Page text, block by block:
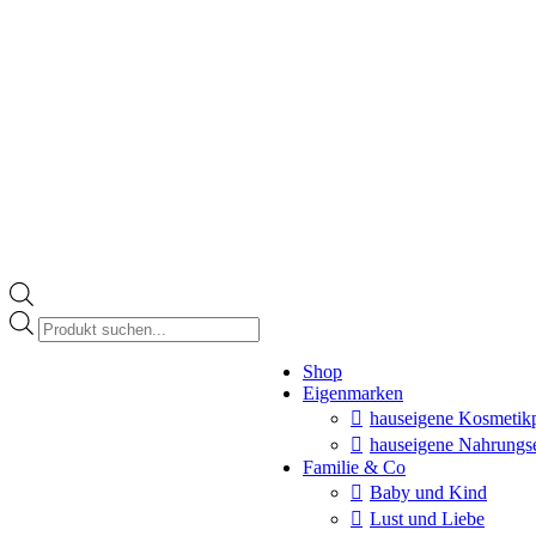
Products
search
Shop
Eigenmarken
hauseigene
hauseigene
Familie & Co
Baby und Kind
Lust und Liebe